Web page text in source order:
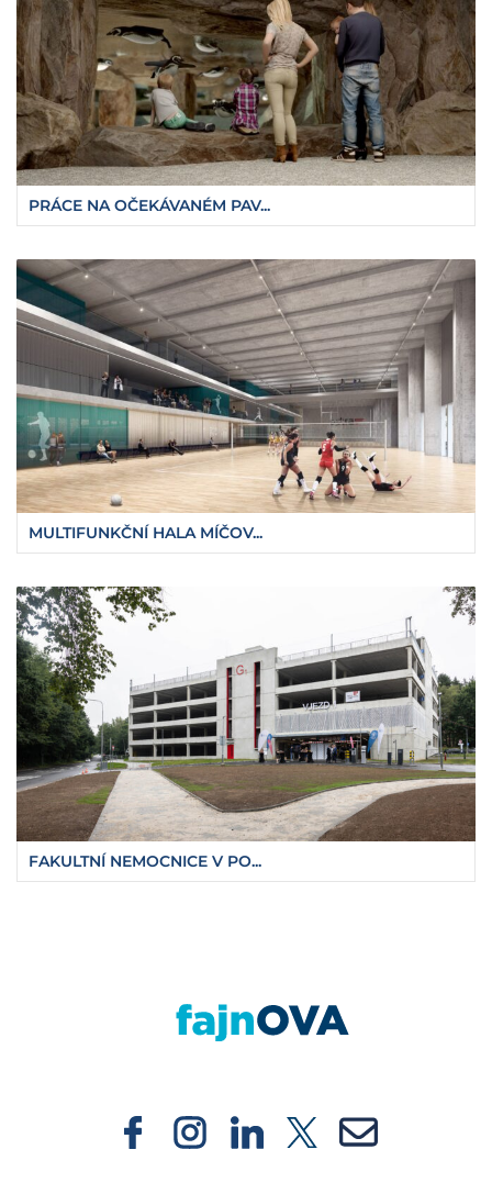
PRÁCE NA OČEKÁVANÉM PAV...
MULTIFUNKČNÍ HALA MÍČOV...
FAKULTNÍ NEMOCNICE V PO...